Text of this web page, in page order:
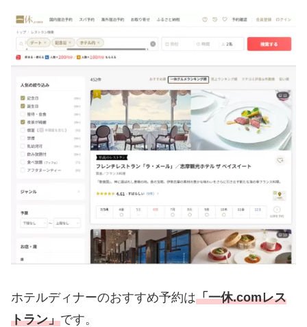
ホテルディナーのおすすめ予約は「一休.comレス
トラン」です。